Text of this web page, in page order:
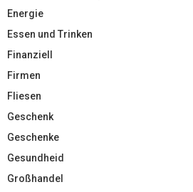
Energie
Essen und Trinken
Finanziell
Firmen
Fliesen
Geschenk
Geschenke
Gesundheid
Großhandel